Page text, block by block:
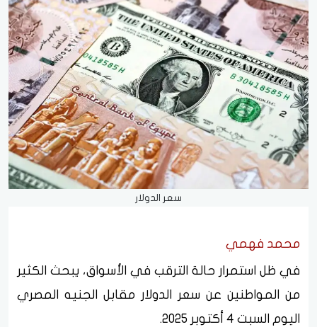
سعر الدولار
محمد فهمي
في ظل استمرار حالة الترقب في الأسواق، يبحث الكثير
من المواطنين عن سعر الدولار مقابل الجنيه المصري
اليوم السبت 4 أكتوبر 2025.